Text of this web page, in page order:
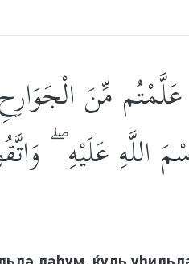
مِّنَ
عَلَيْهِ